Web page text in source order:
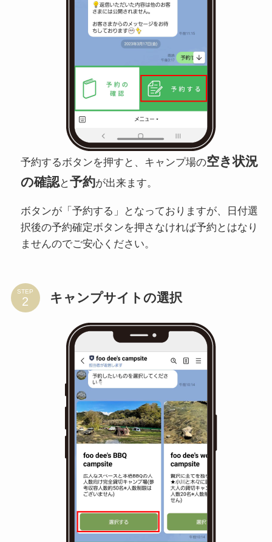
予約するボタンを押すと、キャンプ場の空き状況
の確認と予約が出来ます。
ボタンが「予約する」となっておりますが、日付選
択後の予約確定ボタンを押さなければ予約とはなり
ませんのでご安心ください。
STEP キャンプサイトの選択